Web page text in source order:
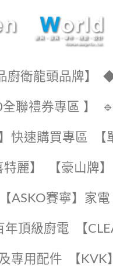
廚衛龍頭品牌】 ◆
聯禮券專區 】
快速購買專區
特麗】 【豪山牌】
【ASKO賽寧】家電
年頂級廚電 【
專用配件 【